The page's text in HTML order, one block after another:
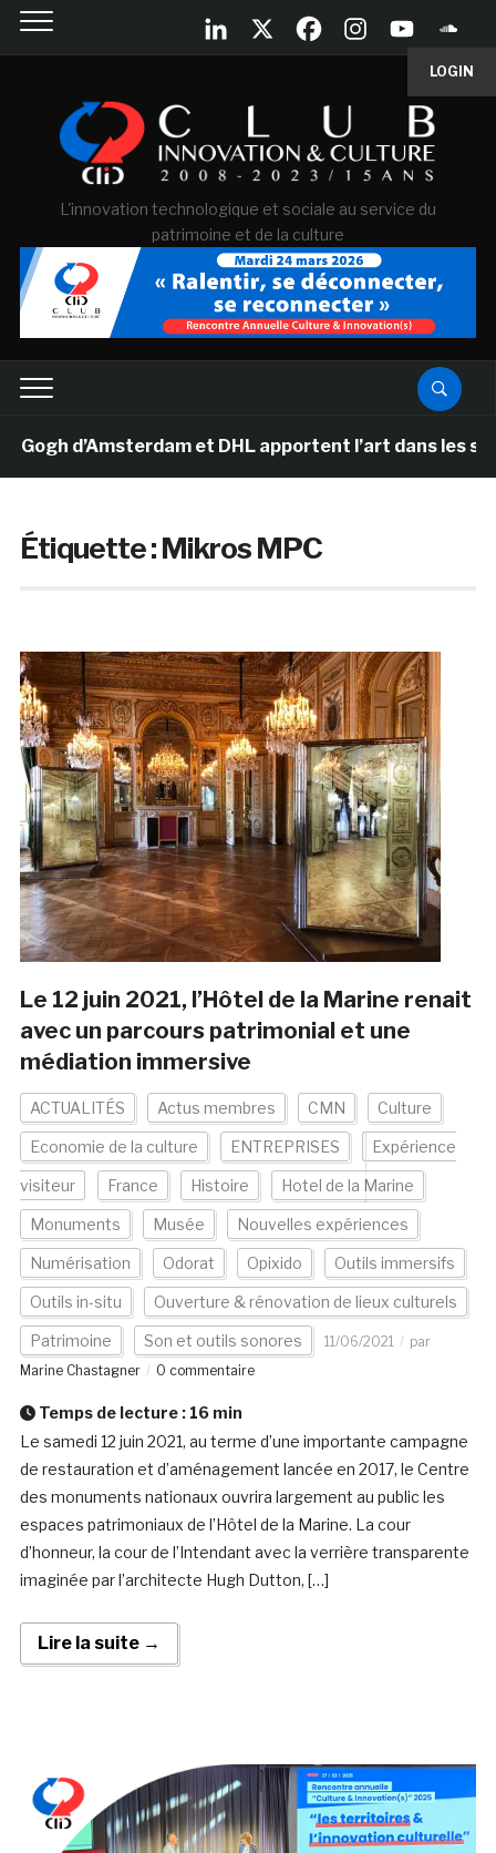
LOGIN
L'innovation technologique et sociale au service du
patrimoine et de la culture
d’Amsterdam et DHL apportent l’art dans les
Étiquette :Mikros MPC
Le 12 juin 2021, l’Hôtel de la Marine renait
avec un parcours patrimonial et une
médiation immersive
ACTUALITÉS Actus membres CMN Culture
Economie de la culture ENTREPRISES Expérience
visiteur France Histoire Hotel de la Marine
Monuments Musée Nouvelles expériences
Numérisation Odorat Opixido Outils immersifs
Outils in-situ Ouverture & rénovation de lieux culturels
Patrimoine Son et outils sonores 11/06/2021
par
Marine Chastagner
0 commentaire
Temps de lecture : 16 min
Le samedi 12 juin 2021, au terme d’une importante campagne
de restauration et d’aménagement lancée en 2017, le Centre
des monuments nationaux ouvrira largement au public les
espaces patrimoniaux de l’Hôtel de la Marine. La cour
d’honneur, la cour de l’Intendant avec la verrière transparente
imaginée par l’architecte Hugh Dutton, […]
Lire la suite →